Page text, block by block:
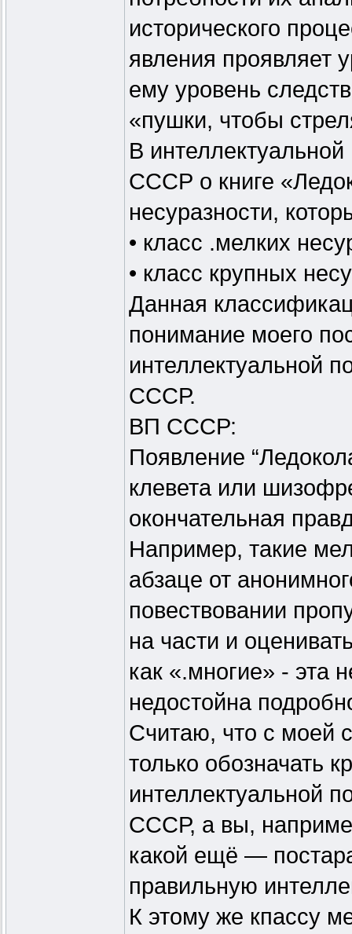
исторического
явления проявляет
ему уровень
«пушки, чтобы
В
СССР о книге
несуразности,
• класс .мелких
• класс крупных
Данная
понимание моего
интеллектуальной
СССР.
ВП СССР:
Появление
клевета или
окончательная
Например, такие
абзаце от
повествовании
на части и
как «.многие» - эта
недостойна
Считаю, что с моей
только обозначать
интеллектуальной
СССР, а вы,
какой ещё —
правильную
К этому же кпассу